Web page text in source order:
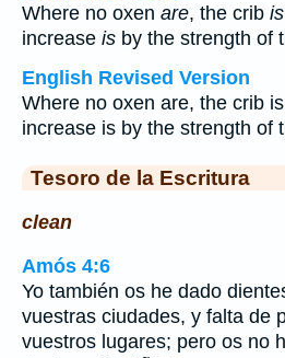
Where no oxen are, the crib is
increase is by the strength of
English Revised Version
Where no oxen are, the crib
increase is by the strength of
Tesoro de la Escritura
clean
Amós 4:6
Yo también os he dado
vuestras ciudades, y falta de
vuestros lugares; pero os no